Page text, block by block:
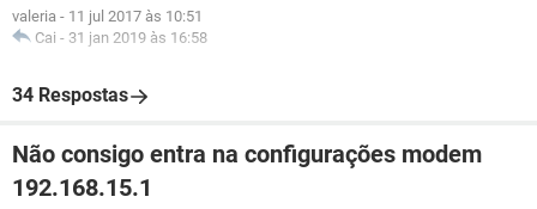
valeria - 11 jul 2017 às 10:51
Cai - 31 jan 2019 às 16:58
34 Respostas
Não consigo entra na configurações modem
192.168.15.1